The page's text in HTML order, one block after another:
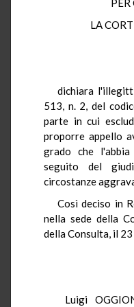
LA
dichiara
513, n. 2, del
parte in cui
proporre appello
grado che
seguito del
circostanze
Così deciso in
nella sede della
della Consulta, il
Luigi